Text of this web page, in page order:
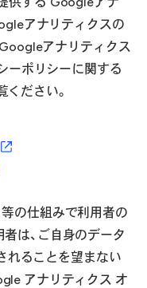
アナリティクスの
アナリティクス
ーポリシーに関する
ださい。
の仕組みで利用者の
は、ご自身のデータ
れることを望まない
アナリティクス オ